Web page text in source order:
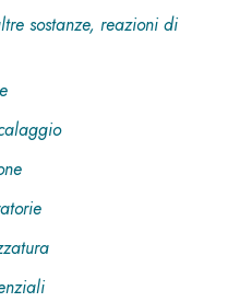
sostanze, reazioni di